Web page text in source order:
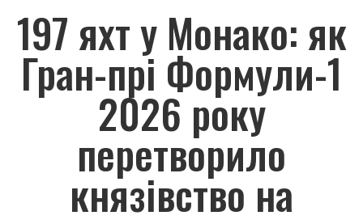
197 яхт у Монако: як
Гран-прі Формули-1
2026 року
перетворило
князівство на